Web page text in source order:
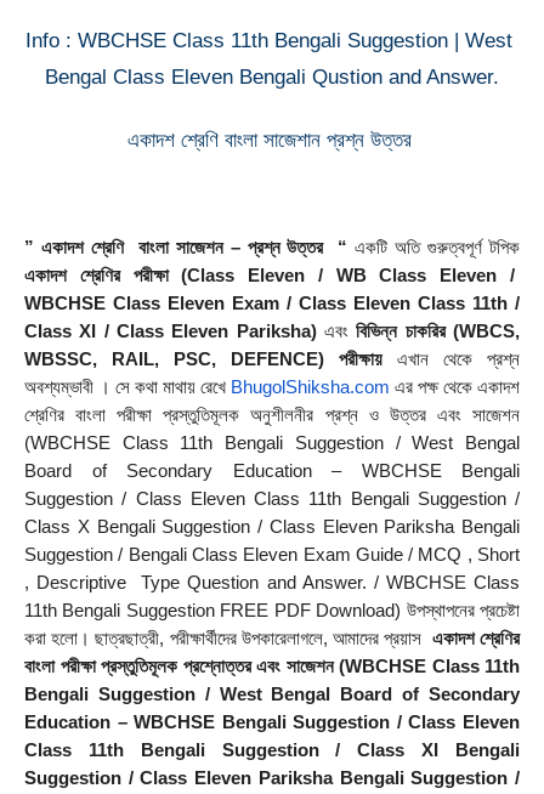
Info : WBCHSE Class 11th Bengali Suggestion | West
Bengal Class Eleven Bengali Qustion and Answer.
একাদশ শ্রেণি বাংলা সাজেশান প্রশ্ন উত্তর
” একাদশ শ্রেণি  বাংলা সাজেশন – প্রশ্ন উত্তর  “
একাদশ শ্রেণির পরীক্ষা (Class Eleven / WB Class Eleven /
WBCHSE Class Eleven Exam / Class Eleven Class 11th /
Class XI / Class Eleven Pariksha) এবং বিভিন্ন চাকরির (WBCS,
WBSSC, RAIL, PSC, DEFENCE) পরীক্ষায় এখান থেকে প্রশ্ন
অবশ্যম্ভাবী । সে কথা মাথায় রেখে BhugolShiksha.com এর পক্ষ থেকে একাদশ
শ্রেণির বাংলা পরীক্ষা প্রস্তুতিমূলক অনুশীলনীর প্রশ্ন ও উত্তর এবং সাজেশন
(WBCHSE Class 11th Bengali Suggestion / West Bengal
Board of Secondary Education – WBCHSE Bengali
Suggestion / Class Eleven Class 11th Bengali Suggestion /
Class X Bengali Suggestion / Class Eleven Pariksha Bengali
Suggestion / Bengali Class Eleven Exam Guide / MCQ , Short
, Descriptive  Type Question and Answer. / WBCHSE Class
11th Bengali Suggestion FREE PDF Download) উপস্থাপনের প্রচেষ্টা
করা হলাে। ছাত্রছাত্রী, পরীক্ষার্থীদের উপকারেলাগলে, আমাদের প্রয়াস একাদশ শ্রেণির
বাংলা পরীক্ষা প্রস্তুতিমূলক প্রশ্নোত্তর এবং সাজেশন (WBCHSE Class 11th
Bengali Suggestion / West Bengal Board of Secondary
Education – WBCHSE Bengali Suggestion / Class Eleven
Class 11th Bengali Suggestion / Class XI Bengali
Suggestion / Class Eleven Pariksha Bengali Suggestion /